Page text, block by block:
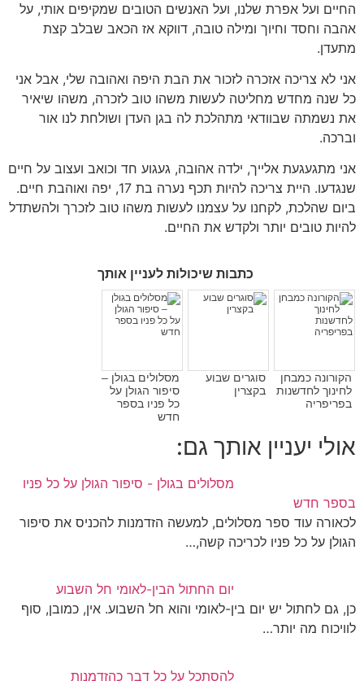
החיים ועל אפרת שלנו, ועל האנשים הטובים שמקיפים אותי, על
אהבה וחסד וחיוך ומילה טובה, דווקא אז הכאב שבלב קצת
מתעדן.
אני לא צריכה אזכרה לזכור את הבת היפה ואהובה שלי, אבל אני
כל שנה מחדש מחליטה לעשות משהו טוב לזכרה, משהו שיאיר
את נשמתה שבוודאי מתהלכת לה בגן העדן ושולחת לנו אור
וברכה.
אני מתגעגעת אלייך, ילדה אהובה, געגוע חד וכואב ועצוב על חיים
שנגדעו. היית צריכה להיות תכף נערה בת יפה ואוהבת חיים.
ביום שהלכת, לקחנו על עצמנו לעשות משהו טוב לזכרך ולהשתדל
להיות טובים יותר ולקדש את החיים.
כתבות שיכולות לעניין אותך
הקורונה כמבחן
לחינוך לחדשנות
בפריפריה
סוגרים שבוע
בקצרין
מסלולים בגולן –
סיפור הגולן על
כל פניו בספר
חדש
אולי יעניין אותך גם:
מסלולים בגולן - סיפור הגולן על כל פניו
בספר חדש
לכאורה עוד ספר מסלולים, למעשה הזדמנות להכניס את סיפור
הגולן על כל פניו לכריכה קשה,…
יום החתול הבין-לאומי חל השבוע
כן, גם לחתול יש יום בין-לאומי והוא חל השבוע. אין, כמובן, סוף
לוויכוח מה יותר…
להסתכל על כל דבר כהזדמנות